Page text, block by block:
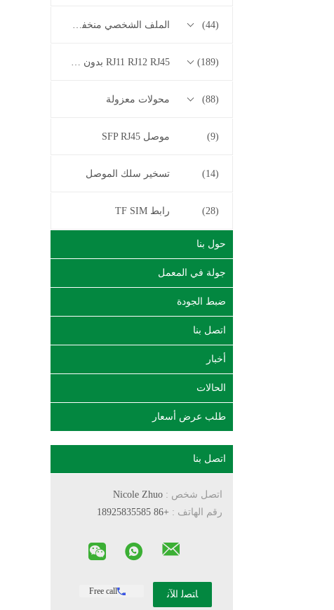
الملف الشخصي منخفض RJ45 (44)
RJ11 RJ12 RJ45 بدون سلسلة المحولات (189)
محولات معزولة (88)
موصل SFP RJ45 (9)
تسخير سلك الموصل (14)
رابط TF SIM (28)
حول بنا
جولة في المعمل
ضبط الجودة
اتصل بنا
أخبار
الحالات
طلب عرض أسعار
اتصل بنا
اتصل شخص :
رقم الهاتف : +86 18925835585
Free call